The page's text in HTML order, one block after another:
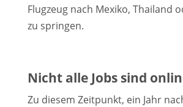
Flugzeug nach Mexiko, Thailand
zu springen.
Nicht alle Jobs sind
Zu diesem Zeitpunkt, ein Jahr